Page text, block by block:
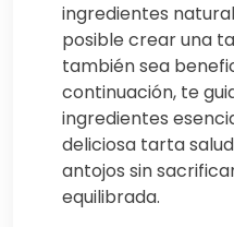
ingredientes
posible crear una
también sea
continuación, te
ingredientes
deliciosa tarta
antojos sin
equilibrada.